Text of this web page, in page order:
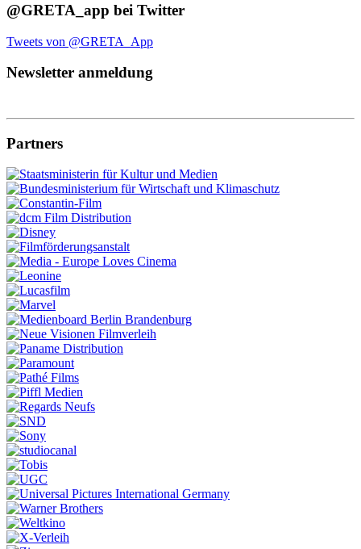
@GRETA_app bei Twitter
Tweets von @GRETA_App
Newsletter anmeldung
Partners